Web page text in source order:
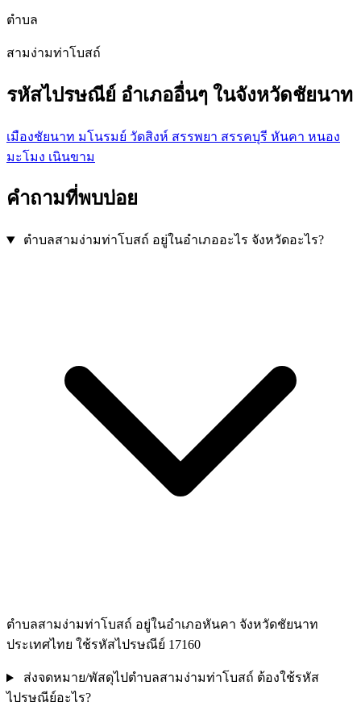
ตำบล
สามง่ามท่าโบสถ์
รหัสไปรษณีย์ อำเภออื่นๆ ในจังหวัดชัยนาท
เมืองชัยนาท มโนรมย์ วัดสิงห์ สรรพยา สรรคบุรี หันคา หนอง
มะโมง เนินขาม
คำถามที่พบบ่อย
ตำบลสามง่ามท่าโบสถ์ อยู่ในอำเภออะไร จังหวัดอะไร?
ตำบลสามง่ามท่าโบสถ์ อยู่ในอำเภอหันคา จังหวัดชัยนาท
ประเทศไทย ใช้รหัสไปรษณีย์ 17160
ส่งจดหมาย/พัสดุไปตำบลสามง่ามท่าโบสถ์ ต้องใช้รหัส
ไปรษณีย์อะไร?